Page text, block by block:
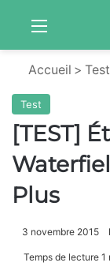
Accueil > Test
Test
[TEST]
Plus
3 novembre 2015
Temps de lecture 1